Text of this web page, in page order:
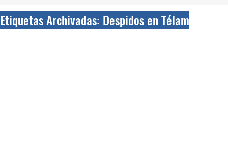
Etiquetas Archivadas: Despidos en Télam